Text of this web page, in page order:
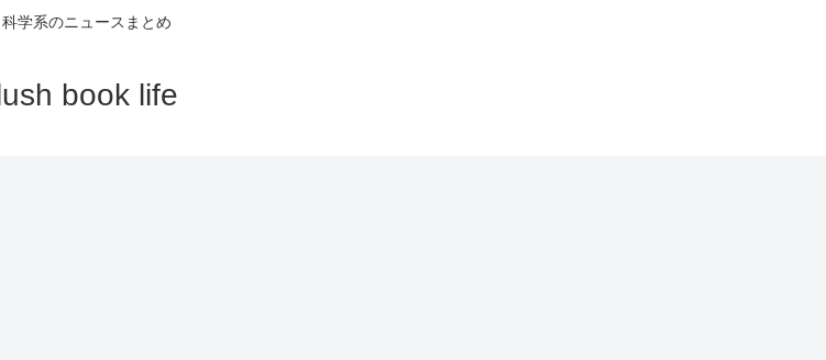
科学系のニュースまとめ
book life